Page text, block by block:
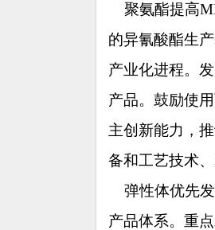
聚氨酯提高
的异氰酸酯生
产业化进程。
产品。鼓励使
主创新能力，
备和工艺技术
弹性体优先发
产品体系。重